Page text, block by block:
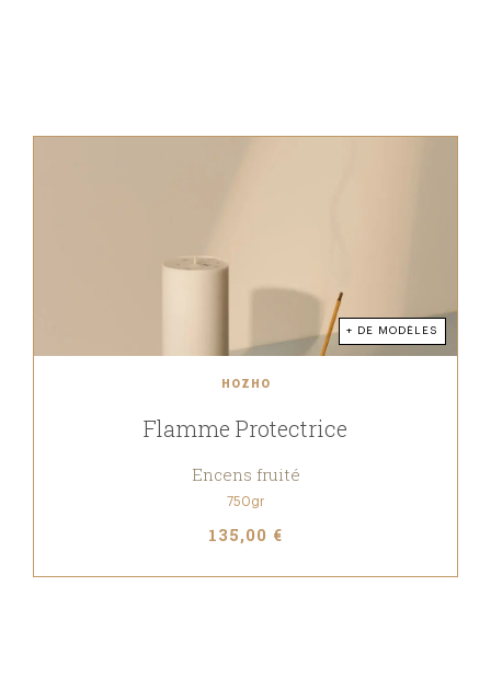
+ DE MODÈLES
HOZHO
Flamme Protectrice
Encens fruité
750gr
135,00 €